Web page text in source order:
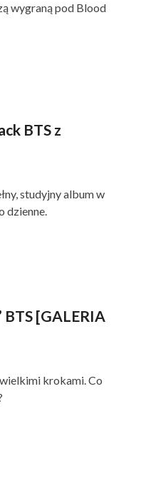
wygraną pod Blood
BTS z
studyjny album w
dzienne.
BTS [GALERIA
krokami. Co